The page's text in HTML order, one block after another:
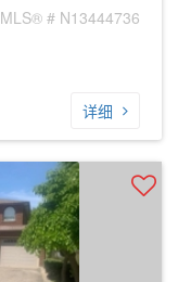
MLS® # N13444736
详细